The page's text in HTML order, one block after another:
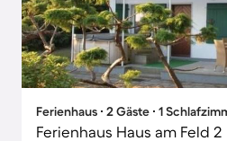
Ferienhaus ∙ 2 Gäste ∙ 1
Ferienhaus Haus am Feld 2